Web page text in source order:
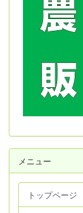
メニュー
トップページ